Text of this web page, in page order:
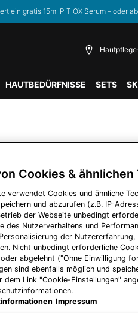
ein gratis 15ml P-TIOX Serum – oder
HAUTBEDÜRFNISSE SETS
GEFUNDEN
KÖNNEN
Cookies &
verwendet Cookies und ähnliche
und abzurufen (z.B. IP-
der Webseite unbedingt
des Nutzerverhaltens und
der
Nicht unbedingt erforderliche
abgelehnt ("Ohne Einwilligung
sind ebenfalls möglich und
dem Link "Cookie-Einstellungen"
Impressum